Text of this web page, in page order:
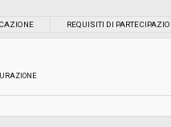
REQUISITI DI